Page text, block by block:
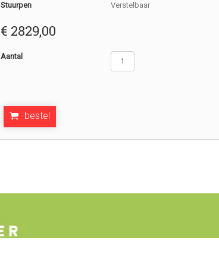
Stuurpen Verstelbaar
€ 2829,00
Aantal
bestel